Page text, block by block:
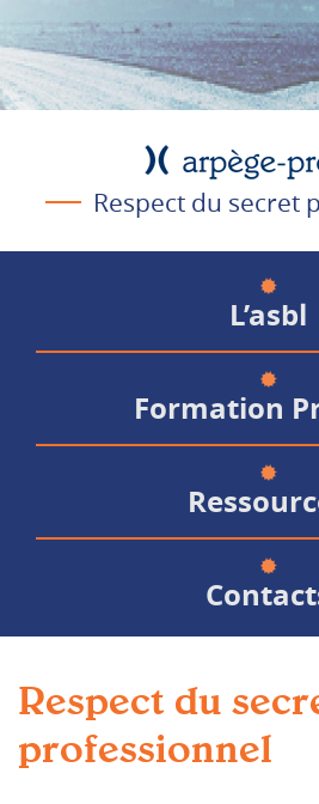
Respect du secret
L’asbl
Formation
Respect du
professionnel